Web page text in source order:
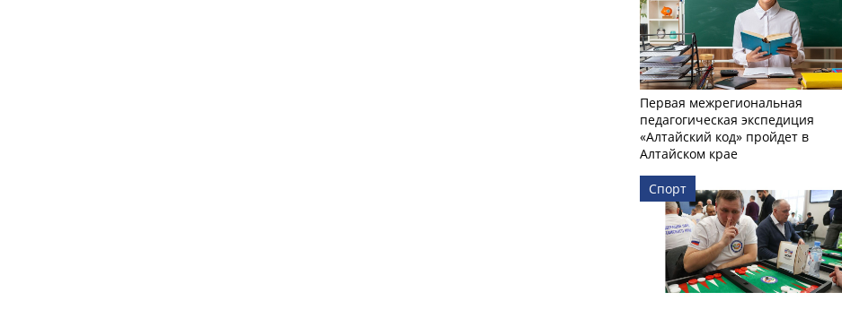
Первая межрегиональная
педагогическая экспедиция
«Алтайский код» пройдет в
Алтайском крае
Спорт